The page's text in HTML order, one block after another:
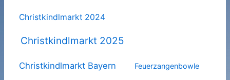
Christkindlmarkt 2024
Christkindlmarkt 2025
Christkindlmarkt Bayern Feuerzangenbowle